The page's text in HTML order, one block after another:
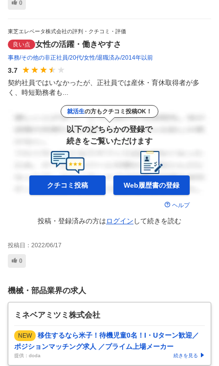
0
東芝エレベータ株式会社の評判・クチコミ・評価
良い点 女性の活躍・働きやすさ
事務 その他の非正社員 20代 女性 退職済み 2014年以前
3.7
契約社員ではいなかったが、正社員では産休・育休取得者が多
く、時短勤務者も...
就活生の方もクチコミ投稿OK！
以下のどちらかの登録で
続きをご覧いただけます
クチコミ投稿 Web履歴書の登録
ヘルプ
投稿・登録済みの方はログイン して続きを読む
投稿日： 2022/06/17
0
機械・部品業界の求人
ミネベアミツミ株式会社
NEW
移住するなら米子！待機児童0名！I・Uターン歓迎／
ポジションマッチング求人 ／プライム上場メーカー
提供：doda 続きを見る